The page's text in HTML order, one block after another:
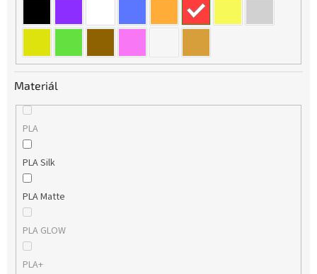
Materiál
PLA
PLA Silk
PLA Matte
PLA GLOW
PLA+